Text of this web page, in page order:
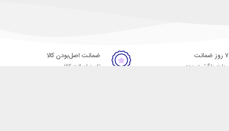
۷ روز ضمانت
مهلت بازگشت وجه
ضمانت اصل‌بودن کالا
تایید اصالت کالا